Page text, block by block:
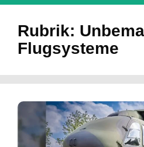
Rubrik:
Flugsysteme